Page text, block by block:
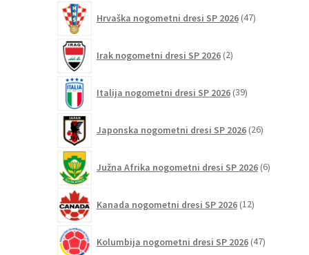
Hrvaška nogometni dresi SP 2026 47izdelkov
Irak nogometni dresi SP 2026 2izdelka
Italija nogometni dresi SP 2026 39izdelkov
Japonska nogometni dresi SP 2026 26izdelkov
Južna Afrika nogometni dresi SP 2026 6izdelkov
Kanada nogometni dresi SP 2026 12izdelkov
Kolumbija nogometni dresi SP 2026 47izdelkov